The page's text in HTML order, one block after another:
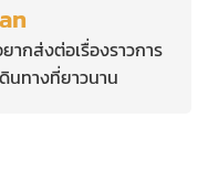
กส่งต่อเรื่องราวการ
นทางที่ยาวนาน